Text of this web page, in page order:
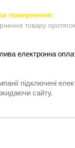
товару
підключені
сайту.